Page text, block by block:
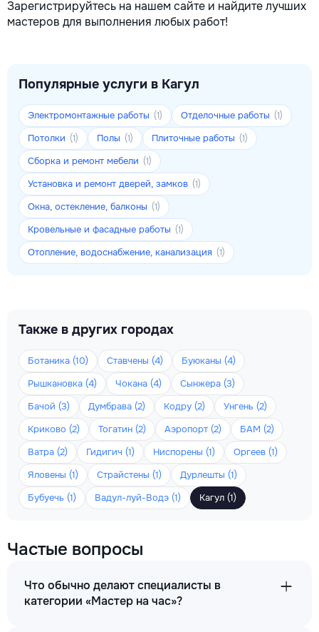
Зарегистрируйтесь на нашем сайте и найдите лучших
мастеров для выполнения любых работ!
Популярные услуги в Кагул
Электромонтажные работы (1) Отделочные работы (1)
Потолки (1) Полы (1) Плиточные работы (1)
Сборка и ремонт мебели (1)
Установка и ремонт дверей, замков (1)
Окна, остекление, балконы (1)
Кровельные и фасадные работы (1)
Отопление, водоснабжение, канализация (1)
Также в других городах
Ботаника (10) Ставчены (4)
Буюканы (4)
Рышкановка (4)
Чокана (4)
Сынжера (3)
Бачой (3)
Думбрава (2) Кодру (2)
Унгень (2)
Криково (2)
Тогатин (2) Аэропорт (2)
БАМ (2)
Ватра (2)
Гидигич (1) Ниспорены (1)
Оргеев (1)
Яловены (1)
Страйстены (1)
Дурлешты (1)
Бубуечь (1)
Вадул-луй-Водэ (1) Кагул (1)
Частые вопросы
Что обычно делают специалисты в
категории «Мастер на час»?